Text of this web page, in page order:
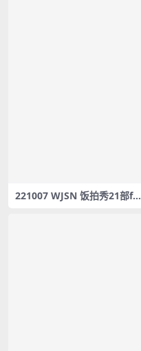
221007 WJSN 饭拍秀21部fan